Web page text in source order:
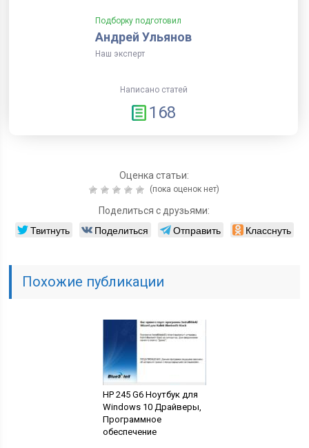
Подборку подготовил
Андрей Ульянов
Наш эксперт
Написано статей
168
Оценка статьи:
(пока оценок нет)
Поделиться с друзьями:
Твитнуть Поделиться Отправить Класснуть
Похожие публикации
HP 245 G6 Ноутбук для
Windows 10 Драйверы,
Программное
обеспечение